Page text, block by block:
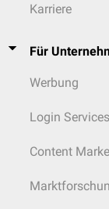
Karriere
Für
Werbung
Login Services
Content